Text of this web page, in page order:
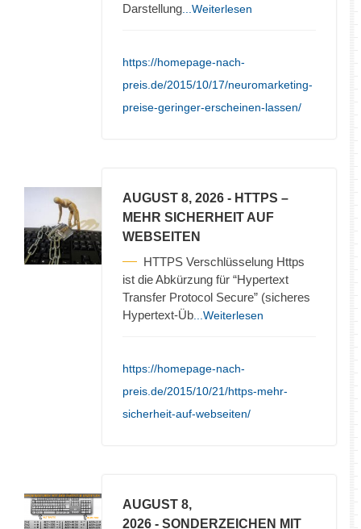
Darstellung ...Weiterlesen
https://homepage-nach-
preis.de/2015/10/17/neuromarketing-
preise-geringer-erscheinen-lassen/
AUGUST 8, 2026 - HTTPS –
MEHR SICHERHEIT AUF
WEBSEITEN
HTTPS Verschlüsselung Https
ist die Abkürzung für “Hypertext
Transfer Protocol Secure” (sicheres
Hypertext-Üb ...Weiterlesen
https://homepage-nach-
preis.de/2015/10/21/https-mehr-
sicherheit-auf-webseiten/
AUGUST 8,
2026 - SONDERZEICHEN MIT